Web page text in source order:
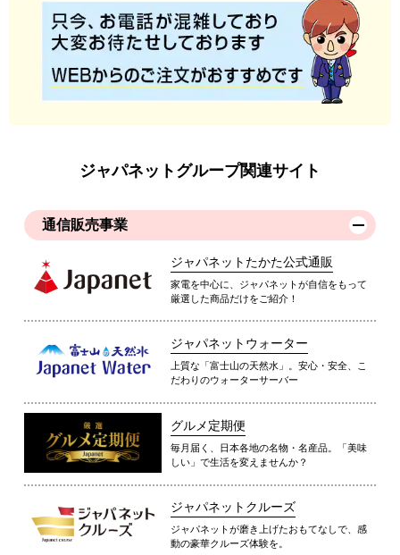
ジャパネットグループ関連サイト
通信販売事業
ジャパネットたかた公式通販
家電を中心に、ジャパネットが自信をもって
厳選した商品だけをご紹介！
ジャパネットウォーター
上質な「富士山の天然水」。安心・安全、こ
だわりのウォーターサーバー
グルメ定期便
毎月届く、日本各地の名物・名産品。「美味
しい」で生活を変えませんか？
ジャパネットクルーズ
ジャパネットが磨き上げたおもてなしで、感
動の豪華クルーズ体験を。